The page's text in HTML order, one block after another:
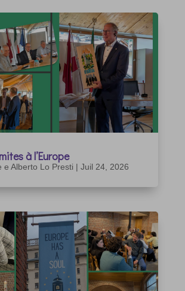
à l’Europe
e Alberto Lo Presti | Juil 24, 2026